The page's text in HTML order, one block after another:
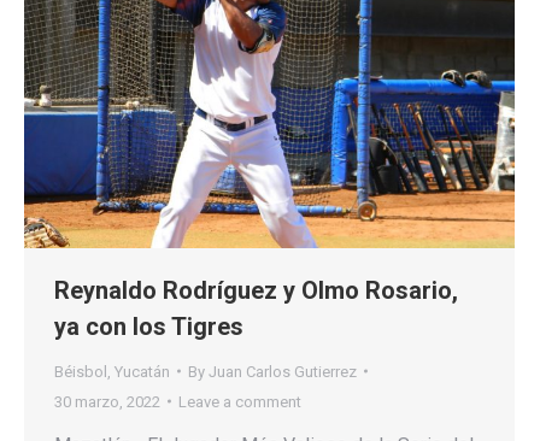
Reynaldo Rodríguez y Olmo Rosario,
ya con los Tigres
Béisbol Yucatán By Juan Carlos Gutierrez
30 marzo, 2022
Leave a comment